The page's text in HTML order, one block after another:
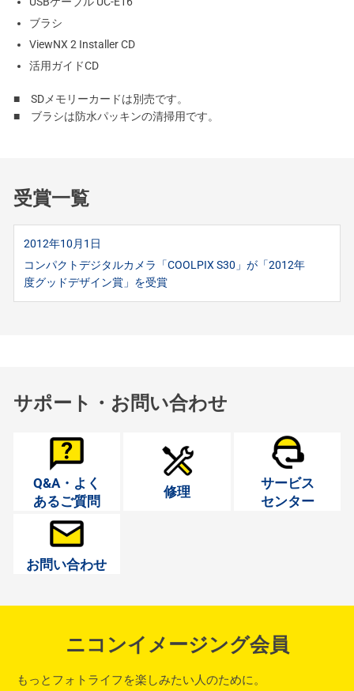
ブラシ
ViewNX 2 Installer CD
活用ガイドCD
■ SDメモリーカードは別売です。
■ ブラシは防水パッキンの清掃用です。
受賞一覧
2012年10月1日
コンパクトデジタルカメラ「COOLPIX S30」が「2012年
度グッドデザイン賞」を受賞
サポート・お問い合わせ
Q&A・よく
あるご質問
修理
サービス
センター
お問い合わせ
ニコンイメージング会員
もっとフォトライフを楽しみたい人のために。